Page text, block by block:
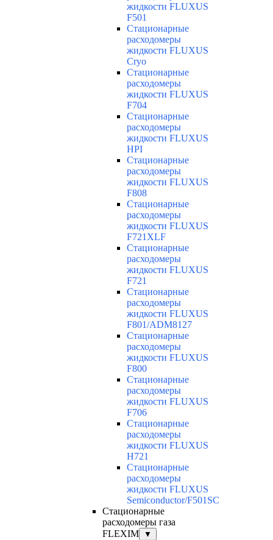
жидкости FLUXUS
F501
Cтационарные
расходомеры
жидкости FLUXUS
Cryo
Cтационарные
расходомеры
жидкости FLUXUS
F704
Cтационарные
расходомеры
жидкости FLUXUS
HPI
Cтационарные
расходомеры
жидкости FLUXUS
F808
Cтационарные
расходомеры
жидкости FLUXUS
F721XLF
Cтационарные
расходомеры
жидкости FLUXUS
F721
Cтационарные
расходомеры
жидкости FLUXUS
F801/ADM8127
Cтационарные
расходомеры
жидкости FLUXUS
F800
Cтационарные
расходомеры
жидкости FLUXUS
F706
Cтационарные
расходомеры
жидкости FLUXUS
H721
Cтационарные
расходомеры
жидкости FLUXUS
Semiconductor/F501SC
Стационарные
расходомеры газа
FLEXIM
▼